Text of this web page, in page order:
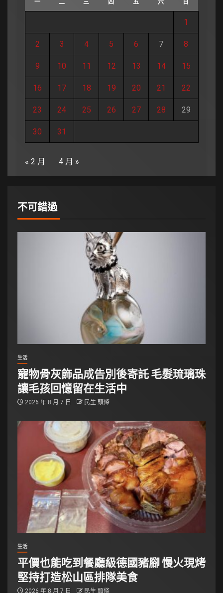
一 二 三 四 五 六 日
1
2 3 4 5 6 7 8
9 10 11 12 13 14 15
16 17 18 19 20 21 22
23 24 25 26 27 28 29
30 31
« 2 月 4 月 »
不可錯過
生活
寵物骨灰飾品成告別後寄託 毛髮琉璃珠
讓毛孩回憶留在生活中
2026 年 8 月 7 日 民生 頭條
生活
平價也能吃到餐廳級德國豬腳 慢火現烤
堅持打造松山區排隊美食
2026 年 8 月 7 日 民生 頭條